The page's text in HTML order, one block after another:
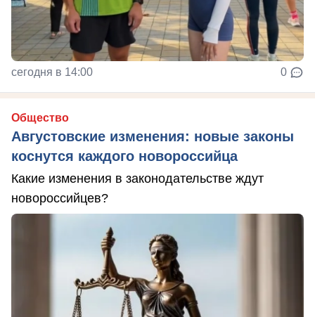
сегодня в 14:00 0
Общество
Августовские изменения: новые законы
коснутся каждого новороссийца
Какие изменения в законодательстве ждут
новороссийцев?